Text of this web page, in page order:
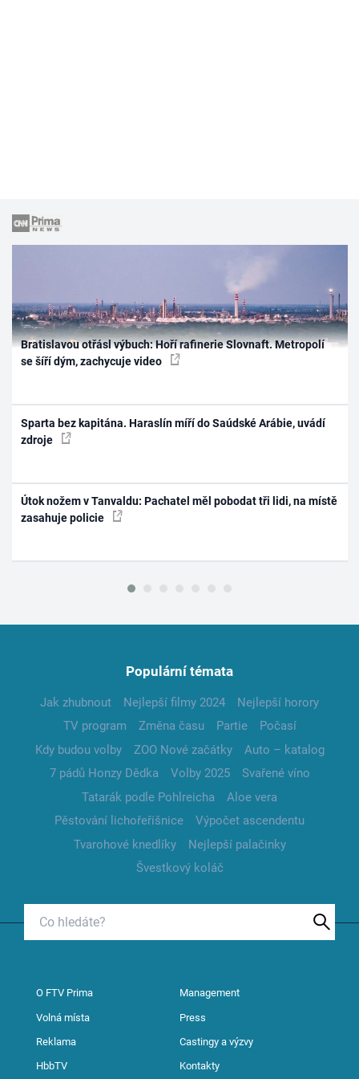
Bratislavou otřásl výbuch: Hoří rafinerie Slovnaft. Metropolí
se šíří dým, zachycuje video
Sparta bez kapitána. Haraslín míří do Saúdské Arábie, uvádí
zdroje
Útok nožem v Tanvaldu: Pachatel měl pobodat tři lidi, na místě
zasahuje policie
Populární témata
Jak zhubnout Nejlepší filmy 2024
Nejlepší horory
TV program
Změna času Partie
Počasí
Kdy budou volby
ZOO Nové začátky
Auto – katalog
7 pádů Honzy Dědka
Volby 2025
Svařené víno
Tatarák podle Pohlreicha
Aloe vera
Pěstování lichořeřišnice
Výpočet ascendentu
Tvarohové knedlíky
Nejlepší palačinky
Švestkový koláč
O FTV Prima Management
Volná místa Press
Reklama Castingy a výzvy
HbbTV Kontakty